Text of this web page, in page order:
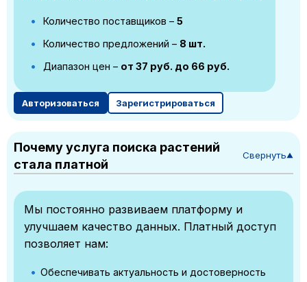
Количество поставщиков – 5
Количество предложений – 8 шт.
Диапазон цен – от 37 руб. до 66 руб.
Авторизоваться Зарегистрироваться
Почему услуга поиска растений
стала платной
Свернуть▼
Мы постоянно развиваем платформу и
улучшаем качество данных. Платный доступ
позволяет нам:
Обеспечивать актуальность и достоверность